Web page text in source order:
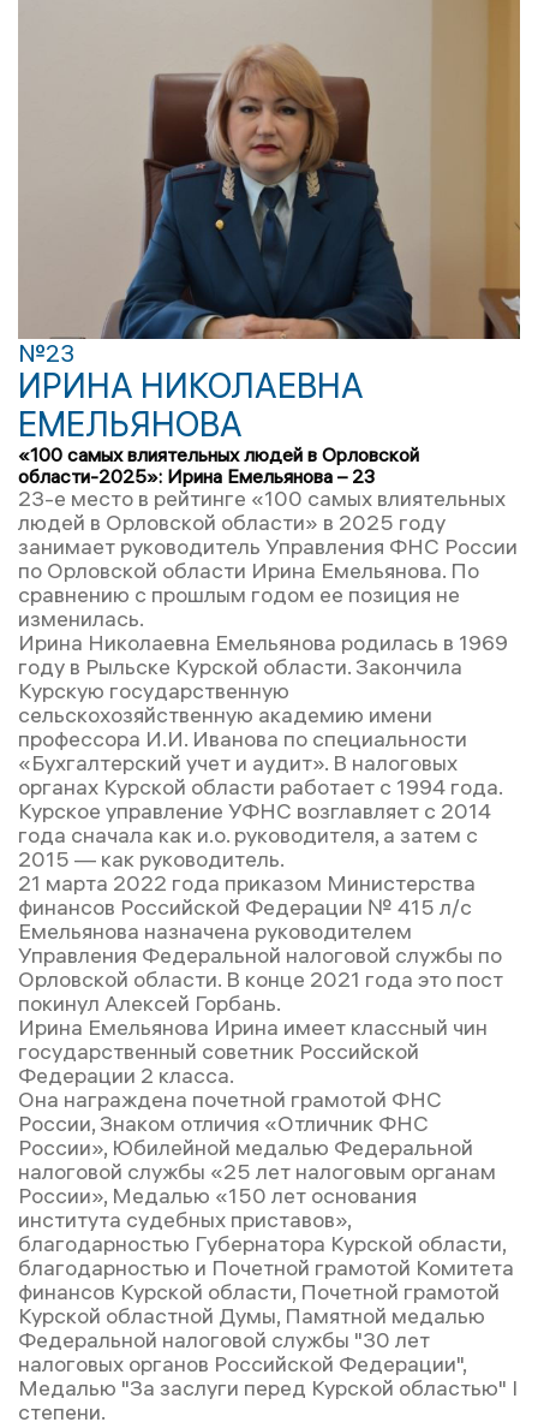
№23
ИРИНА НИКОЛАЕВНА
ЕМЕЛЬЯНОВА
«100 самых влиятельных людей в Орловской
области-2025»: Ирина Емельянова – 23
23-е место в рейтинге «100 самых влиятельных
людей в Орловской области» в 2025 году
занимает руководитель Управления ФНС России
по Орловской области Ирина Емельянова. По
сравнению с прошлым годом ее позиция не
изменилась.
Ирина Николаевна Емельянова родилась в 1969
году в Рыльске Курской области. Закончила
Курскую государственную
сельскохозяйственную академию имени
профессора И.И. Иванова по специальности
«Бухгалтерский учет и аудит». В налоговых
органах Курской области работает с 1994 года.
Курское управление УФНС возглавляет с 2014
года сначала как и.о. руководителя, а затем с
2015 — как руководитель.
21 марта 2022 года приказом Министерства
финансов Российской Федерации № 415 л/с
Емельянова назначена руководителем
Управления Федеральной налоговой службы по
Орловской области. В конце 2021 года это пост
покинул Алексей Горбань.
Ирина Емельянова Ирина имеет классный чин
государственный советник Российской
Федерации 2 класса.
Она награждена почетной грамотой ФНС
России, Знаком отличия «Отличник ФНС
России», Юбилейной медалью Федеральной
налоговой службы «25 лет налоговым органам
России», Медалью «150 лет основания
института судебных приставов»,
благодарностью Губернатора Курской области,
благодарностью и Почетной грамотой Комитета
финансов Курской области, Почетной грамотой
Курской областной Думы, Памятной медалью
Федеральной налоговой службы "30 лет
налоговых органов Российской Федерации",
Медалью "За заслуги перед Курской областью" I
степени.